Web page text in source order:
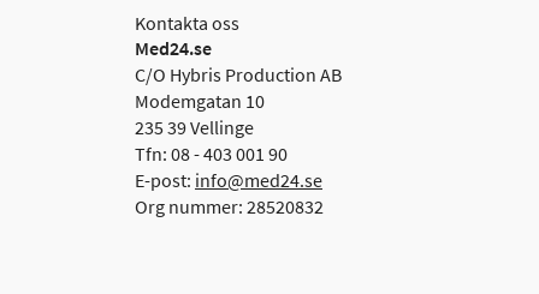
Kontakta oss
Med24.se
C/O Hybris Production AB
Modemgatan 10
235 39 Vellinge
Tfn: 08 - 403 001 90
E-post: info@med24.se
Org nummer: 28520832